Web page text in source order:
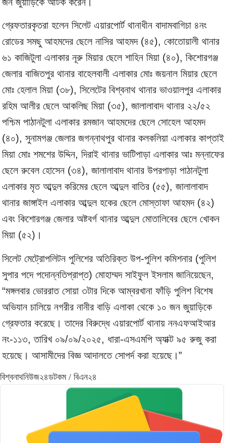
গ্রেফতারকৃতরা হলেন সিলেট এয়ারপোর্ট থানাধীন বাদামবাগিচা ৪নং
রোডের সমছু আহমদের ছেলে নাসির আহমদ (৪৫), কোতোয়ালী থানার
৬১ কাজিটুলা এলাকার নূরু মিয়ার ছেলে শাহিন মিয়া (৪০), কিশোরগঞ্জ
জেলার বাজিতপুর থানার বাহেলবালী এলাকার মোঃ জয়নাল মিয়ার ছেলে
মোঃ হেলাল মিয়া (৩৮), সিলেটের বিশ্বনাথ থানার ভাওয়ালপুর এলাকার
রহিম আলীর ছেলে আকলিছ মিয়া (৩৫), জালালাবাদ থানার ২২/৫২
পশ্চিম পাঠানটুলা এলাকার রমজান আহমদের ছেলে সোহেল আহমদ
(৪০), সুনামগঞ্জ জেলার জগন্নাথপুর থানার কলকলিয়া এলাকার কাপ্তাই
মিয়া মোঃ শমশের উদ্দিন, দিরাই থানার ভাটিপাড়া এলাকার আঃ মন্নাফের
ছেলে রুবেল হোসেন (৩৪), জালালাবাদ থানার উপরপাড়া পাঠানটুলা
এলাকার মৃত আব্দুল করিমের ছেলে আব্দুল বাতির (৫৫), জালালাবাদ
থানার জাঙ্গাইল এলাকার আব্দুল হকের ছেলে মোস্তাফা আহমদ (৪২)
এবং কিশোরগঞ্জ জেলার অষ্টবর্গ থানার আব্দুল মোতালিবের ছেলে খোকন
মিয়া (৫২)।
সিলেট মেট্রোপলিটন পুলিশের অতিরিক্ত উপ-পুলিশ কমিশনার (পুলিশ
সুপার পদে পদোন্নতিপ্রাপ্ত) মোহাম্মদ সাইফুল ইসলাম জানিয়েছেন,
“মঙ্গলবার ভোররাত সোয়া ৩টার দিকে আম্বরখানা ফাঁড়ি পুলিশ বিশেষ
অভিযান চালিয়ে নগরীর নানীর বাড়ি এলাকা থেকে ১০ জন জুয়াড়িকে
গ্রেফতার করেছে। তাদের বিরুদ্ধে এয়ারপোর্ট থানায় ননএফআইআর
নং-১১৩, তারিখ ০৯/০৯/২০২৫, ধারা-এসএমপি অ্যাক্ট ৯৫ রুজু করা
হয়েছে। আসামীদের বিজ্ঞ আদালতে সোপর্দ করা হয়েছে।”
বিশ্বনাথনিউজ২৪ডটকম / বিএন২৪